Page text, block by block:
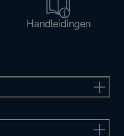
Handleidingen